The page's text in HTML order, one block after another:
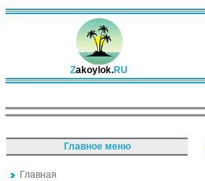
Zakoylok.RU
Главное меню
Главная